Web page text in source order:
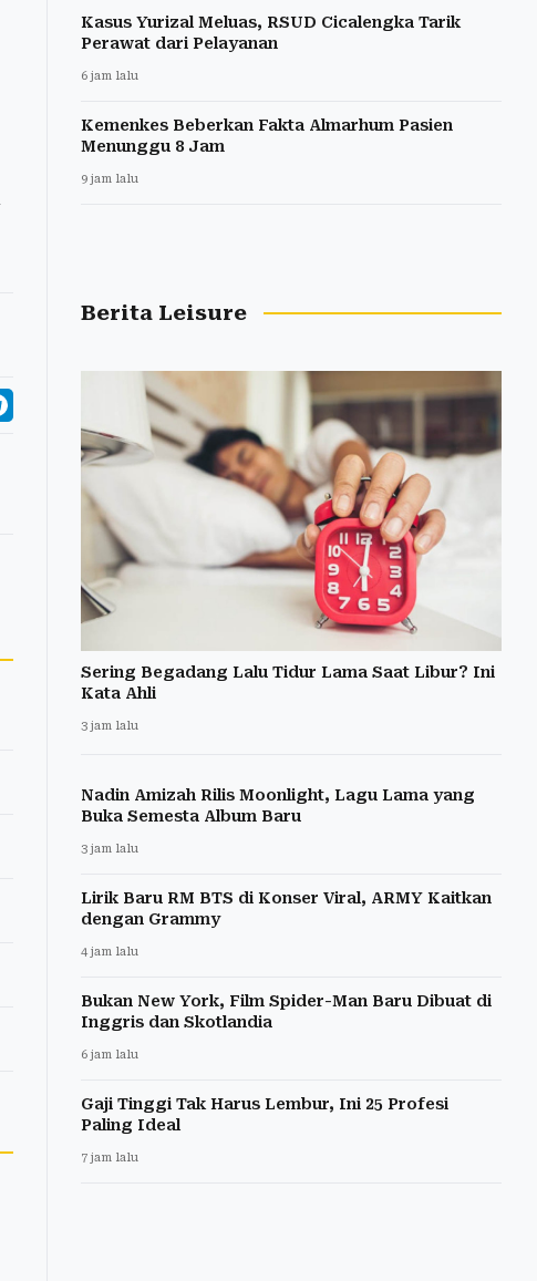
Kasus Yurizal Meluas, RSUD Cicalengka Tarik
Perawat dari Pelayanan
6 jam lalu
Kemenkes Beberkan Fakta Almarhum Pasien
Menunggu 8 Jam
9 jam lalu
Berita Leisure
Sering Begadang Lalu Tidur Lama Saat Libur? Ini
Kata Ahli
3 jam lalu
Nadin Amizah Rilis Moonlight, Lagu Lama yang
Buka Semesta Album Baru
3 jam lalu
Lirik Baru RM BTS di Konser Viral, ARMY Kaitkan
dengan Grammy
4 jam lalu
Bukan New York, Film Spider-Man Baru Dibuat di
Inggris dan Skotlandia
6 jam lalu
Gaji Tinggi Tak Harus Lembur, Ini 25 Profesi
Paling Ideal
7 jam lalu